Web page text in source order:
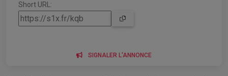
Short URL:
SIGNALER L'ANNONCE